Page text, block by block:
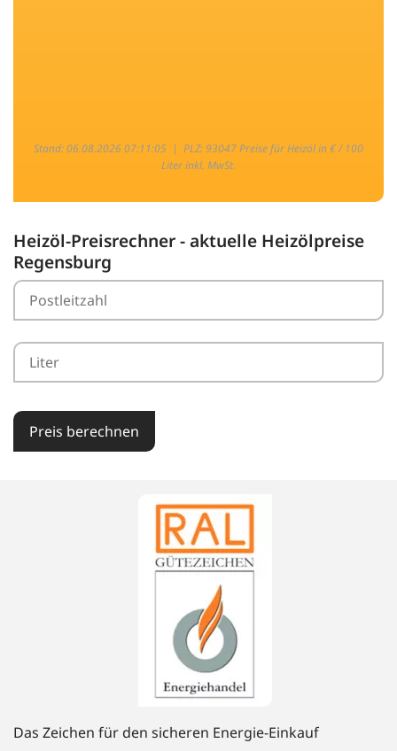
Stand: 06.08.2026 07:11:05 | PLZ: 93047 Preise für Heizöl in € / 100
Liter inkl. MwSt.
Heizöl-Preisrechner - aktuelle Heizölpreise
Regensburg
Preis berechnen
Das Zeichen für den sicheren Energie-Einkauf